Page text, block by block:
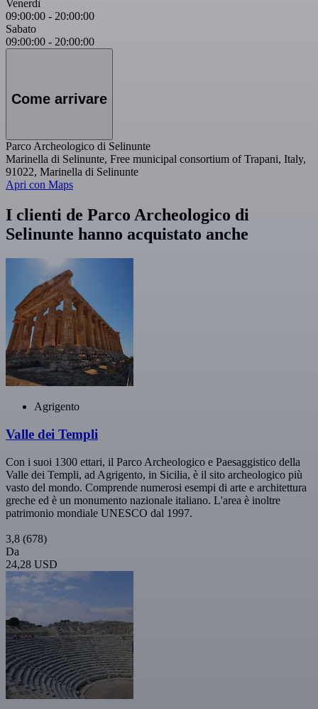
Venerdì
09:00:00 - 20:00:00
Sabato
09:00:00 - 20:00:00
Come arrivare
Parco Archeologico di Selinunte
Marinella di Selinunte, Free municipal consortium of Trapani, Italy,
91022, Marinella di Selinunte
Apri con Maps
I clienti de Parco Archeologico di
Selinunte hanno acquistato anche
Agrigento
Valle dei Templi
Con i suoi 1300 ettari, il Parco Archeologico e Paesaggistico della
Valle dei Templi, ad Agrigento, in Sicilia, è il sito archeologico più
vasto del mondo. Comprende numerosi esempi di arte e architettura
greche ed è un monumento nazionale italiano. L'area è inoltre
patrimonio mondiale UNESCO dal 1997.
3,8 (678)
Da
24,28 USD